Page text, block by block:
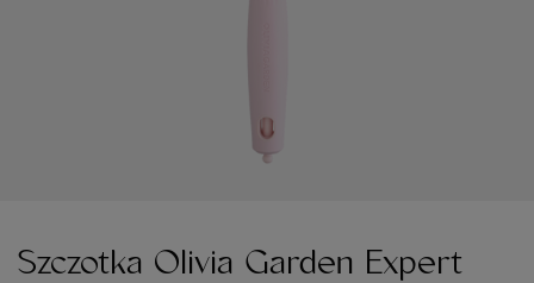
Szczotka Olivia Garden Expert